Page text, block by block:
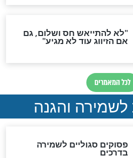
וקבלה
אליהו: זה המפתח